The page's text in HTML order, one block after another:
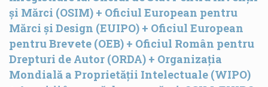
și Mărci (OSIM) + Oficiul European pentru
Mărci și Design (EUIPO) + Oficiul European
pentru Brevete (OEB) + Oficiul Român pentru
Drepturi de Autor (ORDA) + Organizația
Mondială a Proprietății Intelectuale (WIPO)